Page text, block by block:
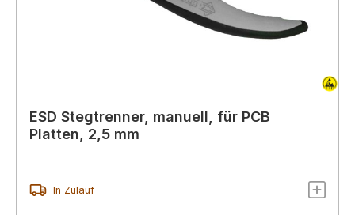
ESD Stegtrenner, manuell, für PCB
Platten, 2,5 mm
In Zulauf